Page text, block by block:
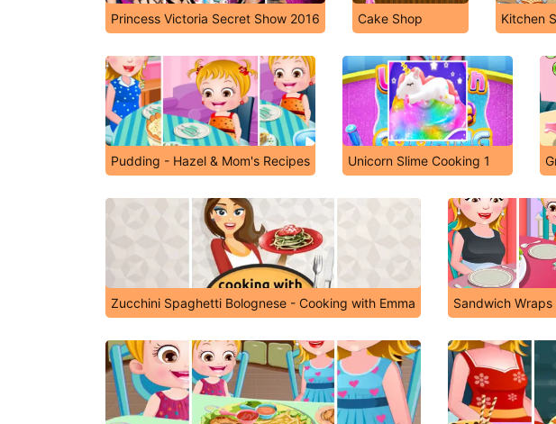
Princess Victoria Secret Show 2016 Cake Shop Kitchen
Pudding - Hazel & Mom's Recipes Unicorn Slime Cooking 1
Zucchini Spaghetti Bolognese - Cooking with Emma Sandwich